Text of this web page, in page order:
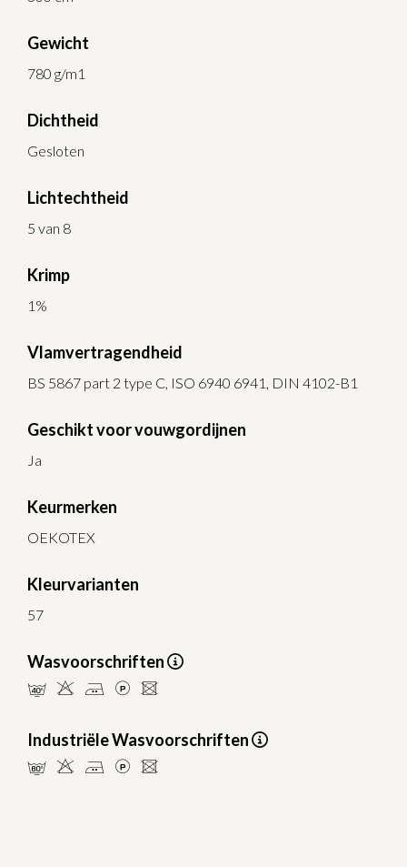
Gewicht
780 g/m1
Dichtheid
Gesloten
Lichtechtheid
5 van 8
Krimp
1%
Vlamvertragendheid
BS 5867 part 2 type C, ISO 6940 6941, DIN 4102-B1
Geschikt voor vouwgordijnen
Ja
Keurmerken
OEKOTEX
Kleurvarianten
57
Wasvoorschriften
nHELU
Industriële Wasvoorschriften
pHELU